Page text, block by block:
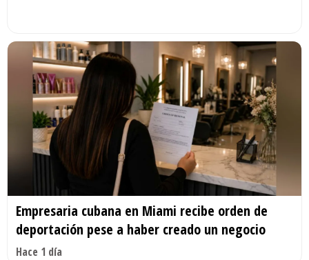
Empresaria cubana en Miami recibe orden de
deportación pese a haber creado un negocio
Hace 1 día